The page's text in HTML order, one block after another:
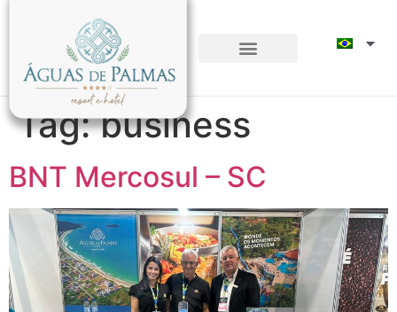
Tag:business
BNT Mercosul – SC